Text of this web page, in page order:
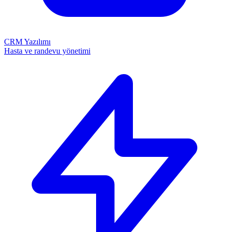
CRM Yazılımı
Hasta ve randevu yönetimi